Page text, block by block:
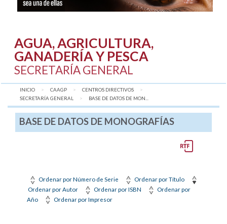
AGUA, AGRICULTURA,
GANADERÍA Y PESCA
SECRETARÍA GENERAL
INICIO CAAGP
CENTROS DIRECTIVOS
SECRETARÍA GENERAL
AQUÍ:
BASE DE DATOS DE MON...
BASE DE DATOS DE MONOGRAFÍAS
Ordenar por Número de Serie
Ordenar por Título
Ordenar por Autor
Ordenar por ISBN
Ordenar por
Año
Ordenar por Impresor